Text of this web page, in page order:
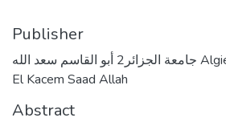
Publisher
جامعة الجزائر2 أبو القاسم سعد الله Algiers2 University Abu
El Kacem Saad Allah
Abstract